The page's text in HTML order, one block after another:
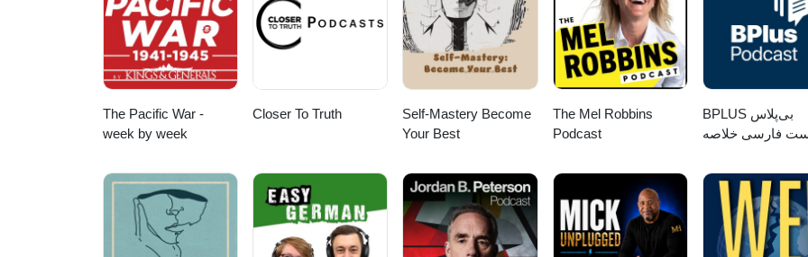
The Pacific War -
week by week
Closer To Truth
Self-Mastery Become
Your Best
The Mel Robbins
Podcast
‌BPLUS بی‌پلاس
فارسی خلاصه